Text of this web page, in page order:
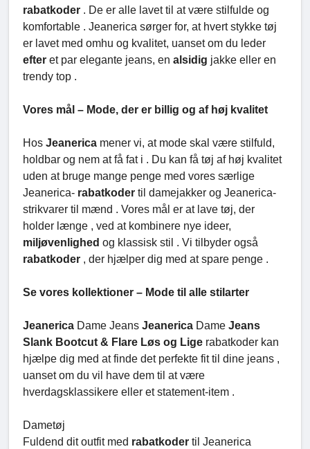
rabatkoder . De er alle lavet til at være stilfulde og
komfortable . Jeanerica sørger for, at hvert stykke tøj
er lavet med omhu og kvalitet, uanset om du leder
efter et par elegante jeans, en alsidig jakke eller en
trendy top .
Vores mål – Mode, der er billig og af høj kvalitet
Hos Jeanerica mener vi, at mode skal være stilfuld,
holdbar og nem at få fat i . Du kan få tøj af høj kvalitet
uden at bruge mange penge med vores særlige
Jeanerica- rabatkoder til damejakker og Jeanerica-
strikvarer til mænd . Vores mål er at lave tøj, der
holder længe , ved at kombinere nye ideer,
miljøvenlighed og klassisk stil . Vi tilbyder også
rabatkoder , der hjælper dig med at spare penge .
Se vores kollektioner – Mode til alle stilarter
Jeanerica Dame Jeans Jeanerica Dame Jeans
Slank Bootcut & Flare Løs og Lige rabatkoder kan
hjælpe dig med at finde det perfekte fit til dine jeans ,
uanset om du vil have dem til at være
hverdagsklassikere eller et statement-item .
Dametøj
Fuldend dit outfit med rabatkoder til Jeanerica